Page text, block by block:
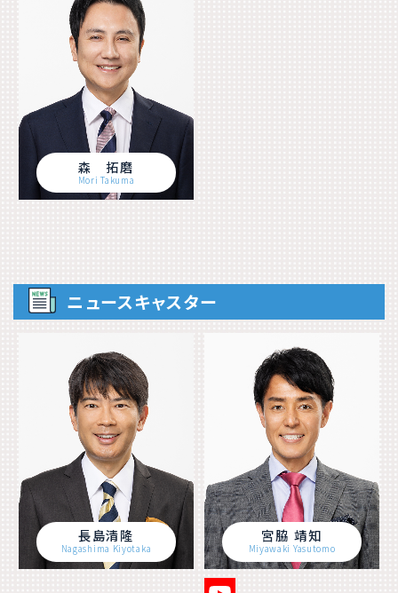
森 拓磨
Mori Takuma
ニュースキャスター
長島清隆
Nagashima Kiyotaka
宮脇 靖知
Miyawaki Yasutomo